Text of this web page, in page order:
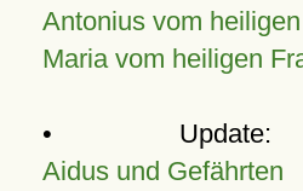
Antonius vom
Maria vom heiligen
•
Aidus und Gefährten